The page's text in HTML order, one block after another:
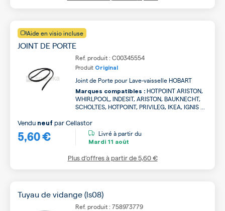
Aide en visio incluse
JOINT DE PORTE
Ref. produit : C00345554
Produit Original
Joint de Porte pour Lave-vaisselle HOBART
Marques compatibles : HOTPOINT ARISTON,
WHIRLPOOL, INDESIT, ARISTON, BAUKNECHT,
SCHOLTES, HOTPOINT, PRIVILEG, IKEA, IGNIS ...
5,60 €
Vendu neuf parCellastor
Livré à partir du
Mardi 11 août
Plus d’offres à partir de5,60 €
Tuyau de vidange (ls08)
Ref. produit : 758973779